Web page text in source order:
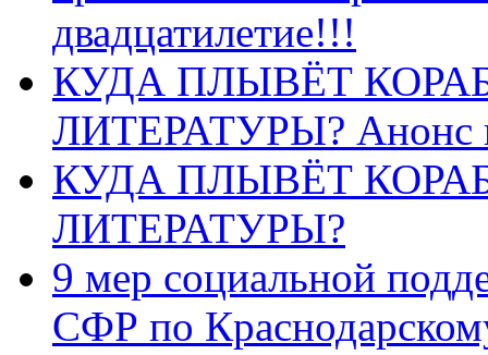
двадцатилетие!!!
КУДА ПЛЫВЁТ
ЛИТЕРАТУРЫ? Анонс
КУДА ПЛЫВЁТ
ЛИТЕРАТУРЫ?
9 мер социальной
СФР по